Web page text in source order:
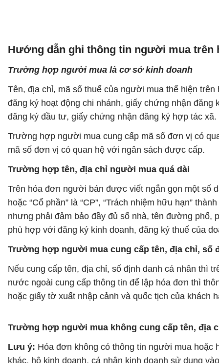
Hướng dẫn ghi thông tin người mua trên
Trường hợp người mua là cơ sở kinh doanh
Tên, địa chỉ, mã số thuế của người mua thể hiện
đăng ký hoạt động chi nhánh, giấy chứng nhận
đăng ký đầu tư, giấy chứng nhận đăng ký hợp tác xã.
Trường hợp người mua cung cấp mã số đơn vị có
mã số đơn vị có quan hệ với ngân sách được cấp.
Trường hợp tên, địa chỉ người mua quá dài
Trên hóa đơn người bán được viết ngắn gọn một số
hoặc “Cổ phần” là “CP”, “Trách nhiệm hữu hạn”
nhưng phải đảm bảo đầy đủ số nhà, tên đường phố,
phù hợp với đăng ký kinh doanh, đăng ký thuế của
Trường hợp người mua cung cấp tên, địa chỉ, số
Nếu cung cấp tên, địa chỉ, số định danh cá nhân thì
nước ngoài cung cấp thông tin để lập hóa đơn thì
hoặc giấy tờ xuất nhập cảnh và quốc tịch của khách
Trường hợp người mua không cung cấp tên, địa
Lưu ý: Hóa đơn không có thông tin người mua
khác, hộ kinh doanh, cá nhân kinh doanh sử dụng